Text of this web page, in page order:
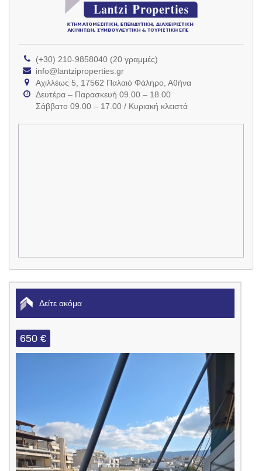
(+30) 210-9858040 (20 γραμμές)
info@lantziproperties.gr
Αχιλλέως 5, 17562 Παλαιό Φάληρο, Αθήνα
Δευτέρα – Παρασκευή 09.00 – 18.00
Σάββατο 09.00 – 17.00 / Κυριακή κλειστά
Δείτε ακόμα
650 €